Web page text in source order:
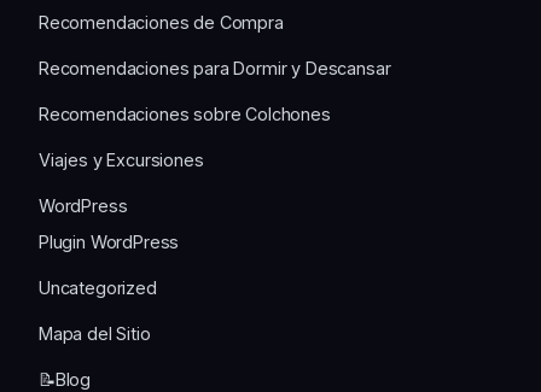
Recomendaciones de Compra
Recomendaciones para Dormir y Descansar
Recomendaciones sobre Colchones
Viajes y Excursiones
WordPress
Plugin WordPress
Uncategorized
Mapa del Sitio
📝Blog